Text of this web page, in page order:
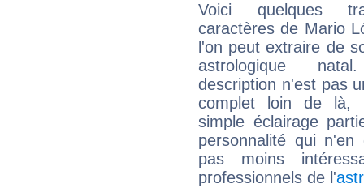
Voici quelques
caractères de Mario
l'on peut extraire de
astrologique
description n'est pas
complet loin de là,
simple éclairage
personnalité qui n'en
pas moins
professionnels de l'